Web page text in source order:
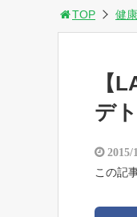
TOP 健康
【
デ
2015/
この記